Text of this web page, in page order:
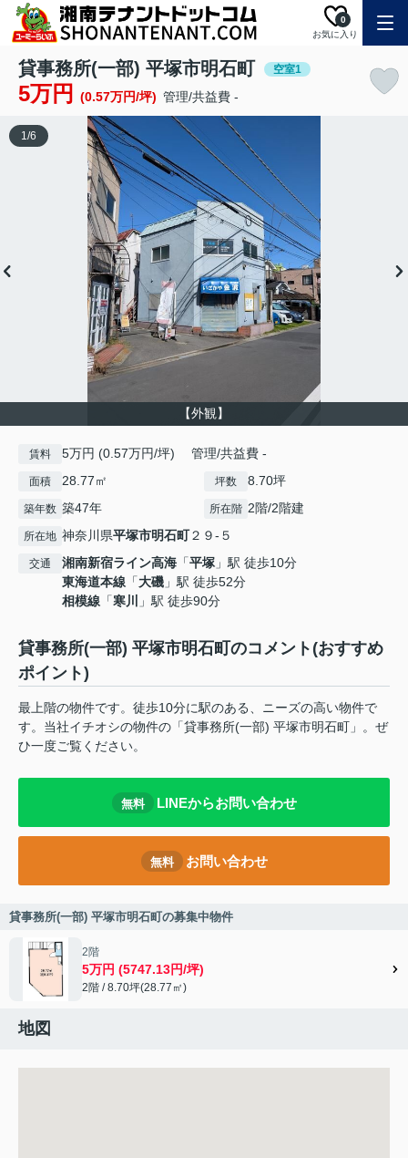
お気に入り
0
貸事務所(一部) 平塚市明石町 空室1
5万円 (0.57万円/坪) 管理/共益費 -
【外観】
1/6
賃料 5万円 (0.57万円/坪) 管理/共益費 -
面積 28.77㎡ 坪数 8.70坪
築年数 築47年 所在階 2階/2階建
所在地 神奈川県平塚市明石町２９-５
交通 湘南新宿ライン高海 「平塚 」駅 徒歩10分
東海道本線 「大磯 」駅 徒歩52分
相模線 「寒川 」駅 徒歩90分
貸事務所(一部) 平塚市明石町のコメント(おすすめ
ポイント)
最上階の物件です。徒歩10分に駅のある、ニーズの高い物件で
す。当社イチオシの物件の「貸事務所(一部) 平塚市明石町」。ぜ
ひ一度ご覧ください。
無料 LINEからお問い合わせ
無料 お問い合わせ
貸事務所(一部) 平塚市明石町の募集中物件
2階
5万円 (5747.13円/坪)
2階 / 8.70坪(28.77㎡)
地図